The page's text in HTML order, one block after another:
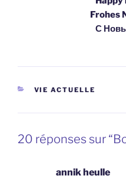
Frohes
С
CATÉGORIES
VIE ACTUELLE
20 réponses sur
annik heulle